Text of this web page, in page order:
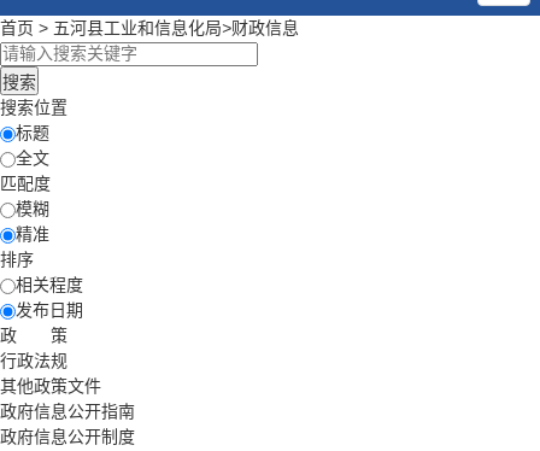
首页 > 五河县工业和信息化局>财政信息
搜索位置
标题
全文
匹配度
模糊
精准
排序
相关程度
发布日期
政 策
行政法规
其他政策文件
政府信息公开指南
政府信息公开制度